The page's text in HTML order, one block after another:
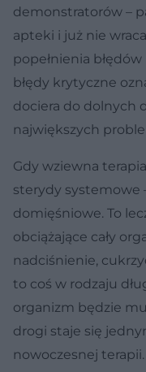
demonstratorów –
apteki i już nie
popełnienia
błędy krytyczne
dociera do dolnych
największych
Gdy wziewna
sterydy systemowe
domięśniowe. To
obciążające cały
nadciśnienie,
to coś w rodzaju
organizm będzie
drogi staje się
nowoczesnej terapii.